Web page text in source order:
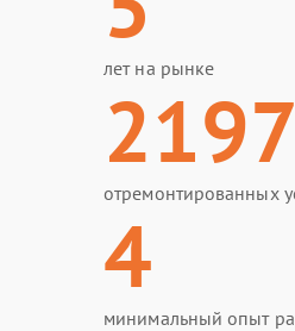
лет на рынке
2197
отремонтированных
4
минимальный опыт